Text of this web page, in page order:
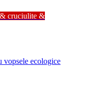
cruciulite &
vopsele ecologice